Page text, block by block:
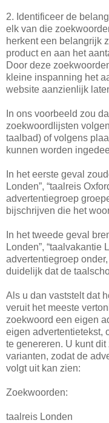
2. Identificeer de
elk van die
herkent een belangrijk
product en aan het
Door deze
kleine inspanning het
website aanzienlijk
In ons voorbeeld zou
zoekwoordlijsten
taalbad) of volgens
kunnen worden
In het eerste geval
Londen”, “taalreis
advertentiegroep
bijschrijven die het
In het tweede geval
Londen”, “taalvakantie
advertentiegroep
duidelijk dat de
Als u dan vaststelt dat
veruit het meeste
zoekwoord een eigen
eigen advertentietekst,
te genereren. U kunt
varianten, zodat de
volgt uit kan zien:
Zoekwoorden:
taalreis Londen